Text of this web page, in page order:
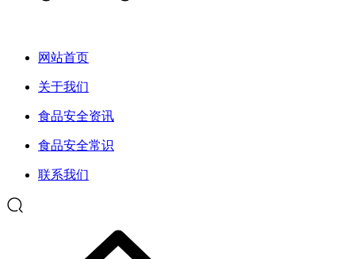
网站首页
关于我们
食品安全资讯
食品安全常识
联系我们